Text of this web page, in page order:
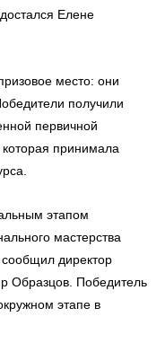
Елене
место: они
получили
первичной
принимала
этапом
мастерства
директор
Образцов. Победитель
этапе в